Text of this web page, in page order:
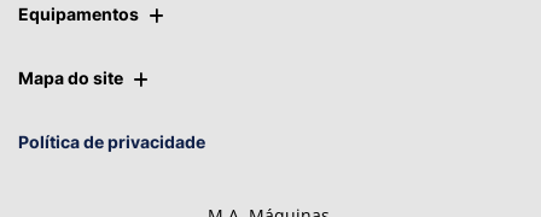
Equipamentos
Mapa do site
Política de privacidade